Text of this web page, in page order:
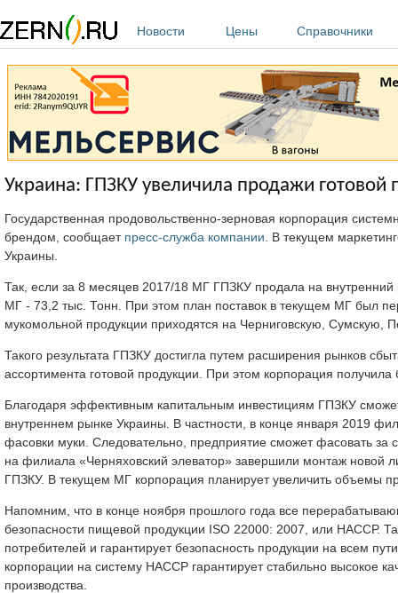
Новости
Цены Справочники
Украина: ГПЗКУ увеличила продажи готовой
Государственная продовольственно-зерновая корпорация
брендом, сообщает пресс-служба компании . В текущем
Украины.
Так, если за 8 месяцев 2017/18 МГ ГПЗКУ продала на
МГ - 73,2 тыс. Тонн. При этом план поставок в текущем МГ был
мукомольной продукции приходятся на Черниговскую, Сумскую,
Такого результата ГПЗКУ достигла путем расширения рынков
ассортимента готовой продукции. При этом корпорация получила
Благодаря эффективным капитальным инвестициям ГПЗКУ
внутреннем рынке Украины. В частности, в конце января 2019
фасовки муки. Следовательно, предприятие сможет фасовать
на филиала «Черняховский элеватор» завершили монтаж новой
ГПЗКУ. В текущем МГ корпорация планирует увеличить объемы
Напомним, что в конце ноября прошлого года все
безопасности пищевой продукции ISО 22000: 2007, или НАССР.
потребителей и гарантирует безопасность продукции на всем
корпорации на систему НАССР гарантирует стабильно высокое
производства.